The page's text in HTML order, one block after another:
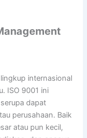
internasional
ISO 9001 ini
dapat
perusahaan. Baik
atau pun kecil,